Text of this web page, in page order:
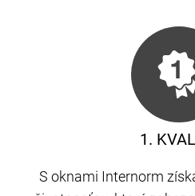
1.
S oknami Internorm